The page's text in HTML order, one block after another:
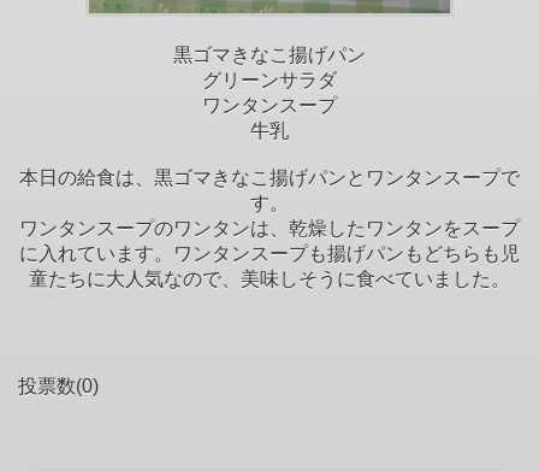
黒ゴマきなこ揚げパン
グリーンサラダ
ワンタンスープ
牛乳
本日の給食は、黒ゴマきなこ揚げパンとワンタンスープで
す。
ワンタンスープのワンタンは、乾燥したワンタンをスープ
に入れています。ワンタンスープも揚げパンもどちらも児
童たちに大人気なので、美味しそうに食べていました。
投票数(0)